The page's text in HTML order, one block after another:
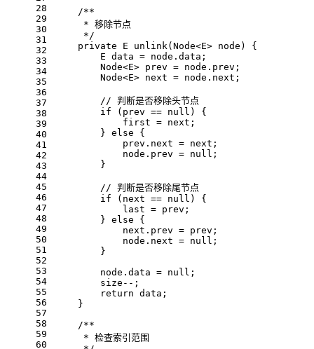
28
29
30
31
32
33
34
35
36
37
38
39
40
41
42
43
44
45
46
47
48
49
50
51
52
53
54
55
56
57
58
59
60
/**
     * 移除节点
     */
private E unlink(Node<E> node)
{
        E data = node.data;
        Node<E> prev = node.prev;
        Node<E> next = node.next;
// 判断是否移除头节点
if (prev == null ) {
            first = next;
        }
else {
            prev.next = next;
            node.prev =
null ;
        }
// 判断是否移除尾节点
if (next == null ) {
            last = prev;
        }
else {
            next.prev = prev;
            node.next =
null ;
        }
        node.data =
null ;
        size--;
return data;
    }
/**
     * 检查索引范围